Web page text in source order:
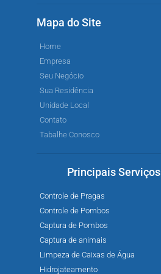
Mapa do Site
Home
Empresa
Seu Negócio
Sua Residência
Unidade Local
Contato
Tabalhe Conosco
Principais Serviços
Controle de Pragas
Controle de Pombos
Captura de Pombos
Captura de animais
Limpeza de Caixas de Água
Hidrojateamento